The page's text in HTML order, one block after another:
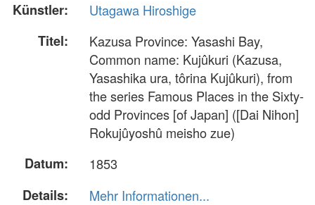
Künstler:
Utagawa Hiroshige
Titel:
Kazusa Province: Yasashi Bay,
Common name: Kujûkuri (Kazusa,
Yasashika ura, tôrina Kujûkuri), from
the series Famous Places in the Sixty-
odd Provinces [of Japan] ([Dai Nihon]
Rokujûyoshû meisho zue)
Datum:
1853
Details:
Mehr Informationen...